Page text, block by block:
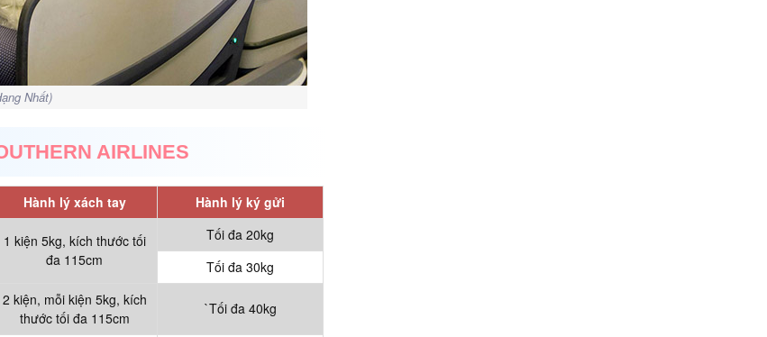
Nhất)
AIRLINES
Hành lý xách tay Hành lý ký gửi
1 kiện 5kg, kích thước tối
đa 115cm
Tối đa 20kg
Tối đa 30kg
2 kiện, mỗi kiện 5kg, kích
thước tối đa 115cm
`Tối đa 40kg